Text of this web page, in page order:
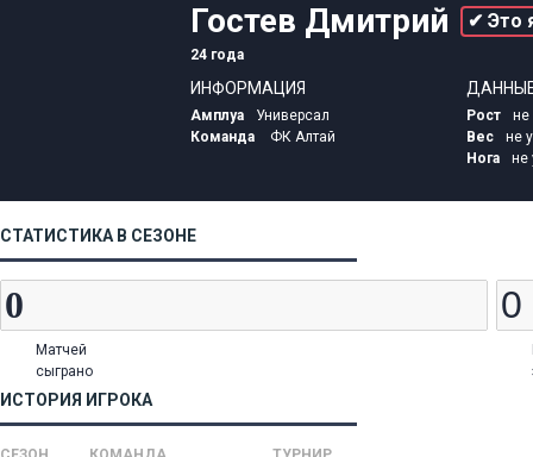
Гостев Дмитрий ✔ Это
24 года
ИНФОРМАЦИЯ
Амплуа
Универсал
Команда
ФК Алтай
Рост
не
Вес
не
Нога
не
СТАТИСТИКА В СЕЗОНЕ
Матчей
сыграно
ИСТОРИЯ ИГРОКА